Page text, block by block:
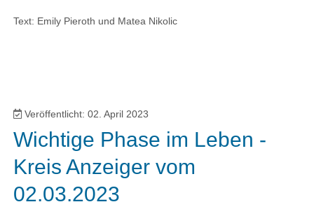
Text: Emily Pieroth und Matea Nikolic
Veröffentlicht: 02. April 2023
Wichtige Phase im Leben -
Kreis Anzeiger vom
02.03.2023